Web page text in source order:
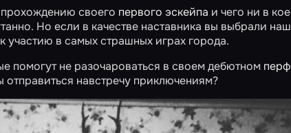
своего первого эскейпа и чего ни в
Но если в качестве наставника вы выбрали
участию в самых страшных играх города.
не разочароваться в своем дебютном
отправиться навстречу приключениям?